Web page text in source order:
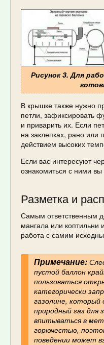
Рисунок 3. Для
В крышке также нужно
петли, зафиксировать
и приварить их. Если
на заклепках, рано или
действием высоких
Если вас интересуют
ознакомиться с ними
Разметка и
Самым ответственным
мангала или коптильни
работа с самим
Примечание:
пустой баллон
пользоваться
категорически
газолине,
природный газ для
впитываться в
горючестью,
поведении может